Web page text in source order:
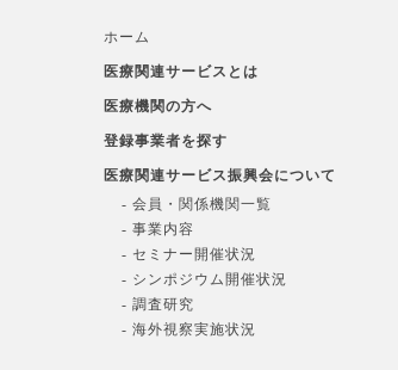
ホーム
医療関連サービスとは
医療機関の方へ
登録事業者を探す
医療関連サービス振興会について
- 会員・関係機関一覧
- 事業内容
- セミナー開催状況
- シンポジウム開催状況
- 調査研究
- 海外視察実施状況